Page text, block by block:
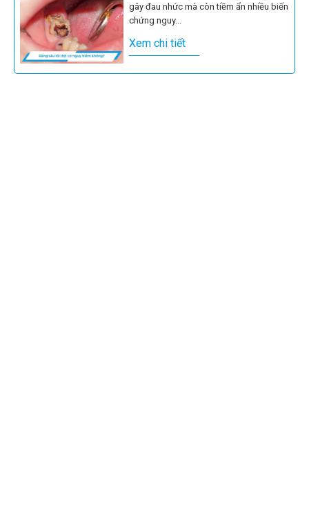
gây đau nhức mà còn tiềm ẩn nhiều biến
chứng nguy...
Xem chi tiết